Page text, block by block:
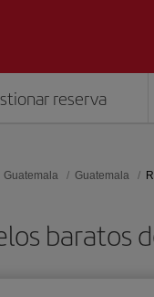
reserva
Guatemala Guatemala
baratos